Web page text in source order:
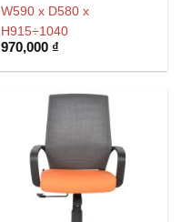
W590 x D580 x
H915÷1040
970,000 ₫